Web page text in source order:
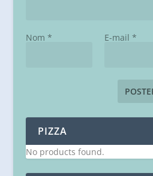
Nom * E-mail *
PIZZA
No products found.